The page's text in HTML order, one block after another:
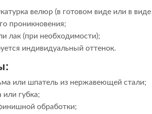
велюр (в готовом виде или в виде
проникновения;
лак (при необходимости);
индивидуальный оттенок.
или шпатель из нержавеющей стали;
или губка;
обработки;